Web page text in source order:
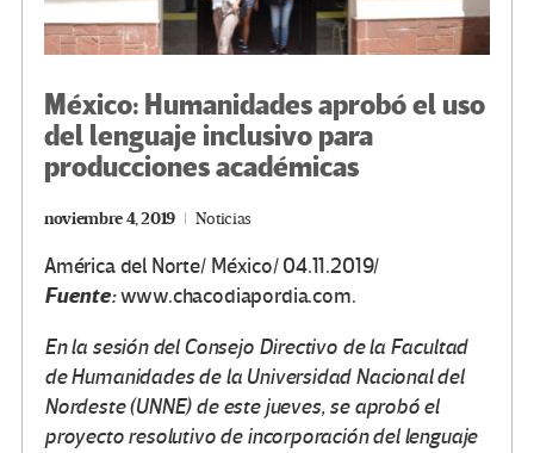
México: Humanidades aprobó el uso
del lenguaje inclusivo para
producciones académicas
noviembre 4, 2019 Noticias
América del Norte/ México/ 04.11.2019/
Fuente:www.chacodiapordia.com.
En la sesión del Consejo Directivo de la Facultad
de Humanidades de la Universidad Nacional del
Nordeste (UNNE) de este jueves, se aprobó el
proyecto resolutivo de incorporación del lenguaje